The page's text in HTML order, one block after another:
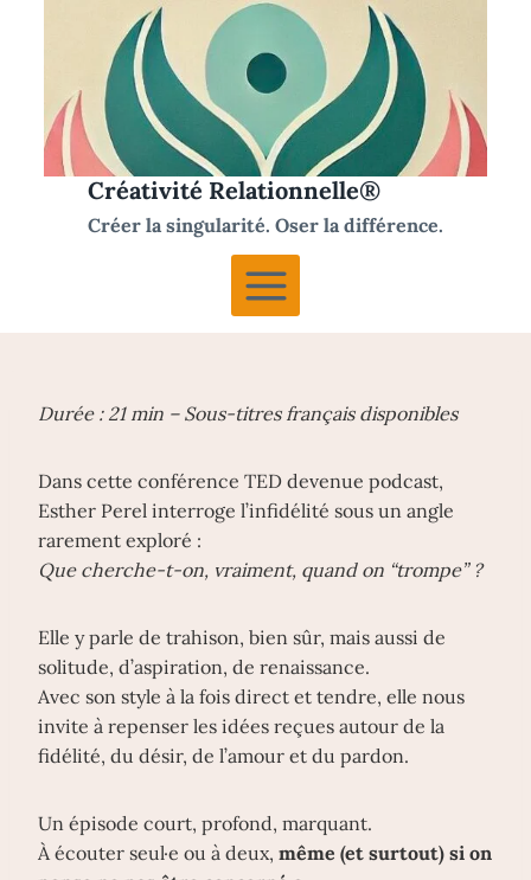
Créativité Relationnelle®
Créer la singularité. Oser la différence.
Durée : 21 min – Sous-titres français disponibles
Dans cette conférence TED devenue podcast,
Esther Perel interroge l’infidélité sous un angle
rarement exploré :
Que cherche-t-on, vraiment, quand on “trompe” ?
Elle y parle de trahison, bien sûr, mais aussi de
solitude, d’aspiration, de renaissance.
Avec son style à la fois direct et tendre, elle nous
invite à repenser les idées reçues autour de la
fidélité, du désir, de l’amour et du pardon.
Un épisode court, profond, marquant.
À écouter seul·e ou à deux, même (et surtout) si on